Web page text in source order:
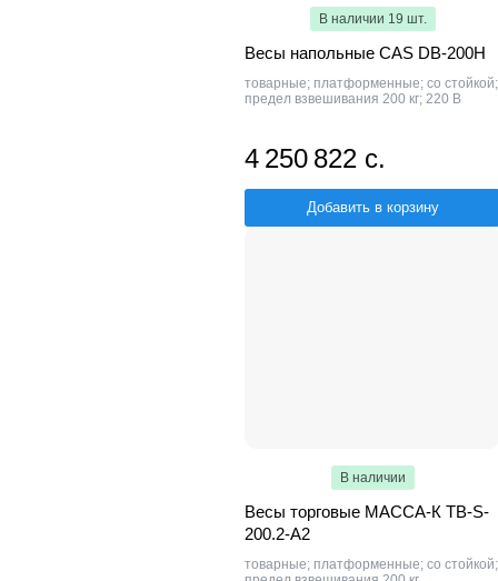
В наличии 19 шт.
Весы напольные CAS DB-200H
товарные; платформенные; со стойкой;
предел взвешивания 200 кг; 220 В
4 250 822 с.
Добавить в корзину
В наличии
Весы торговые МАССА-К ТВ-S-
200.2-А2
товарные; платформенные; со стойкой;